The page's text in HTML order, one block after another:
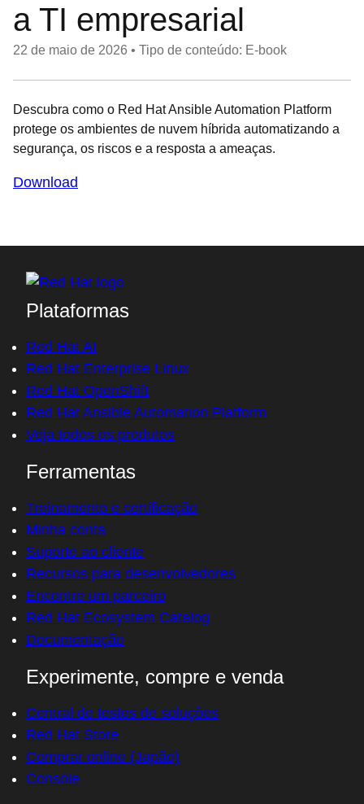
a TI empresarial
22 de maio de 2026 • Tipo de conteúdo: E-book
Descubra como o Red Hat Ansible Automation Platform
protege os ambientes de nuvem híbrida automatizando a
segurança, os riscos e a resposta a ameaças.
Download
Plataformas
Red Hat AI
Red Hat Enterprise Linux
Red Hat OpenShift
Red Hat Ansible Automation Platform
Veja todos os produtos
Ferramentas
Treinamento e certificação
Minha conta
Suporte ao cliente
Recursos para desenvolvedores
Encontre um parceiro
Red Hat Ecosystem Catalog
Documentação
Experimente, compre e venda
Central de testes de soluções
Red Hat Store
Comprar online (Japão)
Console